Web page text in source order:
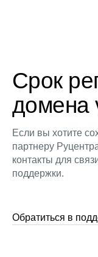
Срок
домена
Если вы хотите
партнеру
контакты для
поддержки.
Обратиться в